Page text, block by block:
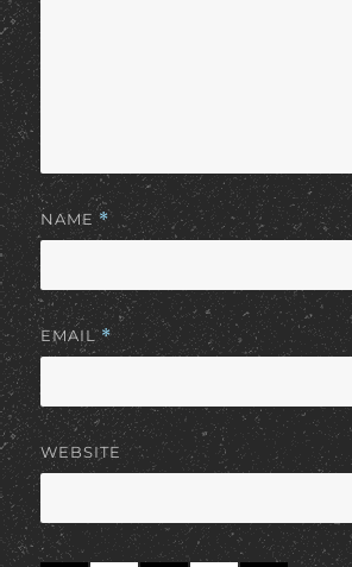
NAME*
EMAIL*
WEBSITE